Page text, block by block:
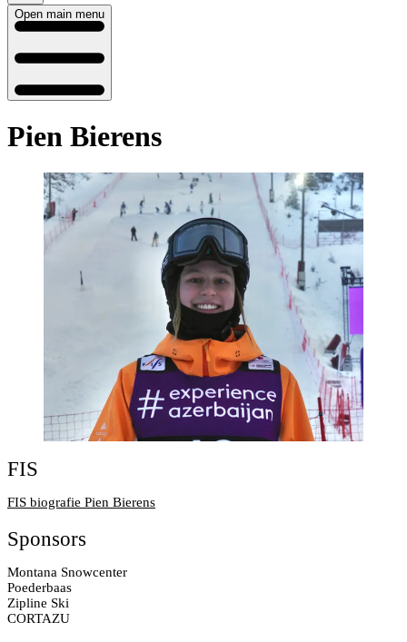
Open main menu
Pien Bierens
FIS
FIS biografie Pien Bierens
Sponsors
Montana Snowcenter
Poederbaas
Zipline Ski
CORTAZU